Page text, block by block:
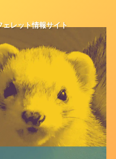
ェレット情報サイト